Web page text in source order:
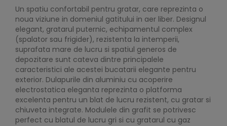
Un spatiu confortabil pentru gratar, care reprezinta o
noua viziune in domeniul gatitului in aer liber. Designul
elegant, gratarul puternic, echipamentul complex
(spalator sau frigider), rezistenta la intemperii,
suprafata mare de lucru si spatiul generos de
depozitare sunt cateva dintre principalele
caracteristici ale acestei bucatarii elegante pentru
exterior. Dulapurile din aluminiu cu acoperire
electrostatica eleganta reprezinta o platforma
excelenta pentru un blat de lucru rezistent, cu gratar si
chiuveta integrate. Modulele din grafit se potrivesc
perfect cu blatul de lucru gri si cu gratarul cu gaz